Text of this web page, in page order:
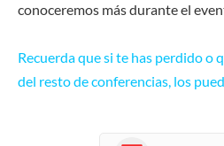
conoceremos más durante el
Recuerda que si te has perdido o
del resto de conferencias, los